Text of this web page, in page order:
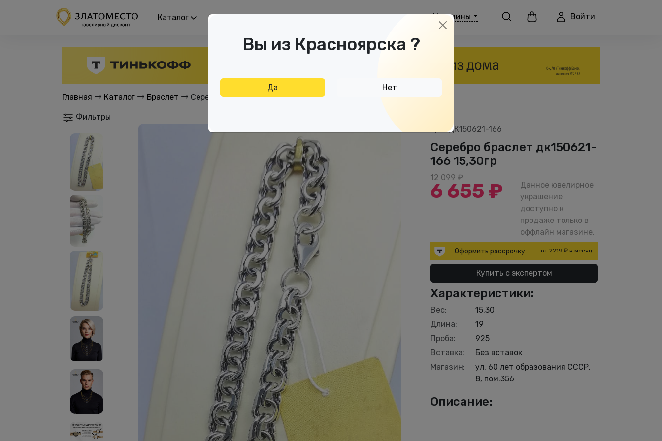
Каталог Распродажа Дисконтная карта Отзывы Магазины Войти
Главная Каталог Браслет Серебро браслет дк150621-166 15,30гр
Фильтры
ДК150621-166
Серебро браслет дк150621-
166 15,30гр
12 099 ₽
6 655 ₽
Данное ювелирное
украшение
доступно к
продаже только в
оффлайн магазине.
Оформить рассрочку от 2219 ₽ в месяц
Купить с экспертом
Характеристики:
Вес:
15.30
Длина:
19
Проба:
925
Вставка:
Без вставок
Магазин:
ул. 60 лет образования СССР,
8, пом.356
Описание:
Вы из Красноярска ?
Да Нет